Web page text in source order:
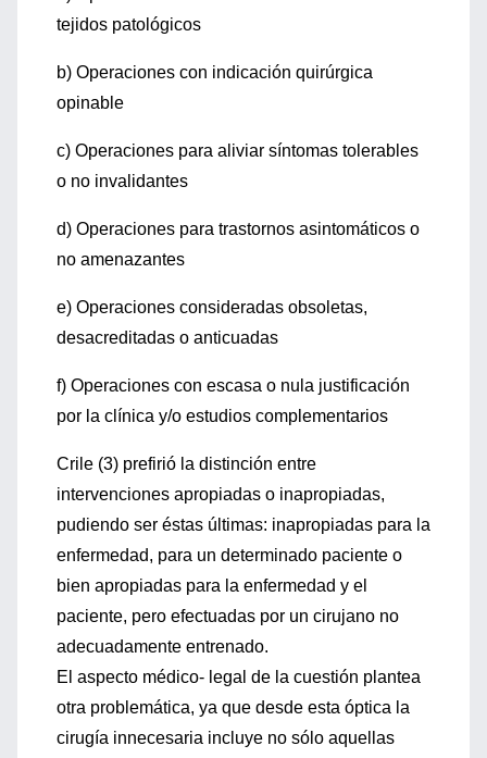
tejidos patológicos
b) Operaciones con indicación quirúrgica
opinable
c) Operaciones para aliviar síntomas tolerables
o no invalidantes
d) Operaciones para trastornos asintomáticos o
no amenazantes
e) Operaciones consideradas obsoletas,
desacreditadas o anticuadas
f) Operaciones con escasa o nula justificación
por la clínica y/o estudios complementarios
Crile (3) prefirió la distinción entre
intervenciones apropiadas o inapropiadas,
pudiendo ser éstas últimas: inapropiadas para la
enfermedad, para un determinado paciente o
bien apropiadas para la enfermedad y el
paciente, pero efectuadas por un cirujano no
adecuadamente entrenado.
El aspecto médico- legal de la cuestión plantea
otra problemática, ya que desde esta óptica la
cirugía innecesaria incluye no sólo aquellas